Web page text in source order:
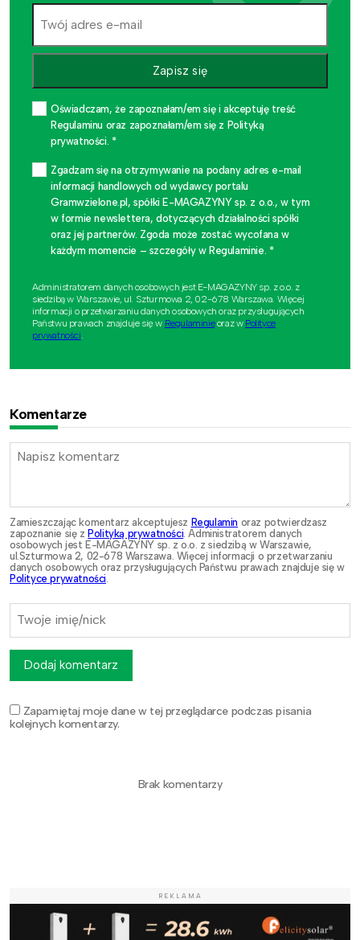
Zapisz się
Oświadczam, że zapoznałam/em się i akceptuję treść
Regulaminu oraz zapoznałam/em się z Polityką
prywatności. *
Zgadzam się na otrzymywanie na podany adres e-mail
informacji handlowych od wydawcy portalu
Gramwzielone.pl, spółki E-MAGAZYNY sp. z o.o., w tym
w formie newslettera, dotyczących działalności spółki
oraz jej partnerów. Zgoda może zostać wycofana w
każdym momencie – szczegóły w Regulaminie. *
Administratorem danych osobowych jest E-MAGAZYNY sp. z o.o. z
siedzibą w Warszawie, ul. Szturmowa 2, 02-678 Warszawa. Więcej
informacji o przetwarzaniu danych osobowych oraz przysługujących
Państwu prawach znajduje się w Regulaminieoraz w Polityce
prywatności.
Komentarze
Zamieszczając komentarz akceptujesz Regulamin oraz potwierdzasz
zapoznanie się zPolityką prywatności . Administratorem danych
osobowych jest E-MAGAZYNY sp. z o.o. z siedzibą w Warszawie,
ul.Szturmowa 2, 02-678 Warszawa. Więcej informacji o przetwarzaniu
danych osobowych oraz przysługujących Państwu prawach znajduje się w
Polityce prywatności
Zapamiętaj moje dane w tej przeglądarce podczas pisania
kolejnych komentarzy.
Dodaj komentarz
Brak komentarzy
REKLAMA